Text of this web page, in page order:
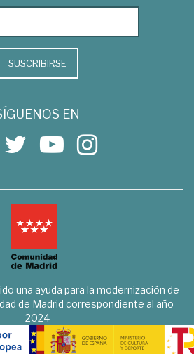
SUSCRIBIRSE
EN
una ayuda para la modernización de
de Madrid correspondiente al año
2024